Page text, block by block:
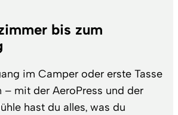
bis zum
im Camper oder erste Tasse
– mit der AeroPress und der
hast du alles, was du